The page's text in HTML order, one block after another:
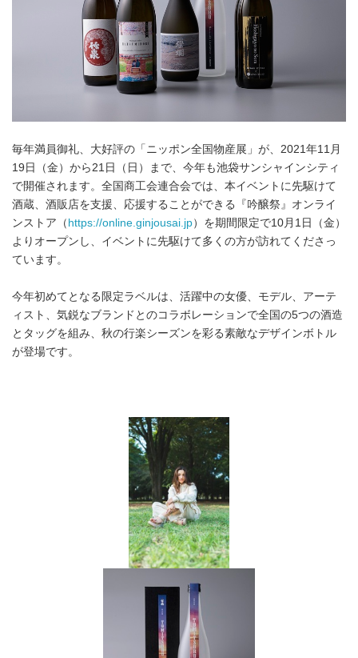
毎年満員御礼、大好評の「ニッポン全国物産展」が、2021年11月
19日（金）から21日（日）まで、今年も池袋サンシャインシティ
で開催されます。全国商工会連合会では、本イベントに先駆けて
酒蔵、酒販店を支援、応援することができる『吟醸祭』オンライ
ンストア（ https://online.ginjousai.jp）を期間限定で10月1日（金）
よりオープンし、イベントに先駆けて多くの方が訪れてくださっ
ています。
今年初めてとなる限定ラベルは、活躍中の女優、モデル、アーテ
ィスト、気鋭なブランドとのコラボレーションで全国の5つの酒造
とタッグを組み、秋の行楽シーズンを彩る素敵なデザインボトル
が登場です。